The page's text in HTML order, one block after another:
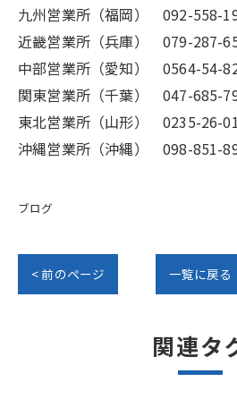
九州営業所（福岡） 092-558-
近畿営業所（兵庫） 079-287-
中部営業所（愛知） 0564-54-
関東営業所（千葉） 047-685-
東北営業所（山形） 0235-26-
沖縄営業所（沖縄） 098-851-
ブログ
< 前のページ 一覧に戻る
関連タ